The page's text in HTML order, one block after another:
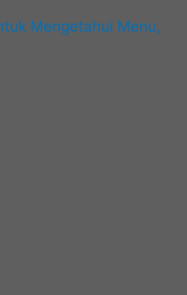
Mengetahui Menu,